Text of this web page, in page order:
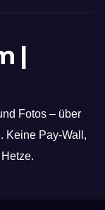
|
Fotos – über
Keine Pay-Wall,